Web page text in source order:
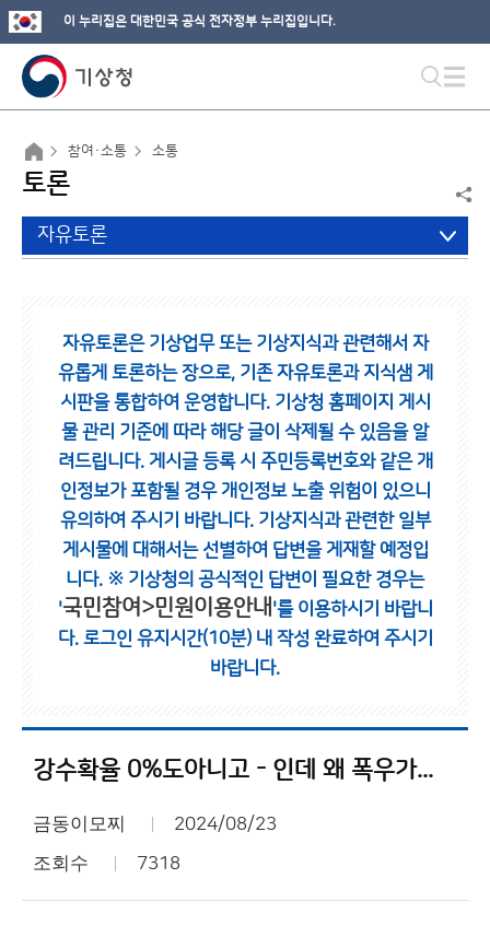
이 누리집은 대한민국 공식 전자정부 누리집입니다.
참여·소통 소통
토론
자유토론
자유토론은 기상업무 또는 기상지식과 관련해서 자
유롭게 토론하는 장으로, 기존 자유토론과 지식샘 게
시판을 통합하여 운영합니다. 기상청 홈페이지 게시
물 관리 기준에 따라 해당 글이 삭제될 수 있음을 알
려드립니다. 게시글 등록 시 주민등록번호와 같은 개
인정보가 포함될 경우 개인정보 노출 위험이 있으니
유의하여 주시기 바랍니다. 기상지식과 관련한 일부
게시물에 대해서는 선별하여 답변을 게재할 예정입
니다. ※ 기상청의 공식적인 답변이 필요한 경우는
'국민참여>민원이용안내 '를 이용하시기 바랍니
다. 로그인 유지시간(10분) 내 작성 완료하여 주시기
바랍니다.
강수확율 0%도아니고 - 인데 왜 폭우가...
금동이모찌 2024/08/23
조회수 7318